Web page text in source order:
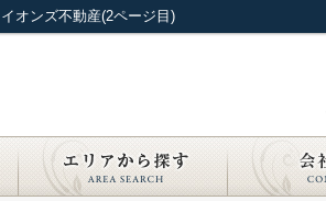
オンズ不動産(2ページ目)